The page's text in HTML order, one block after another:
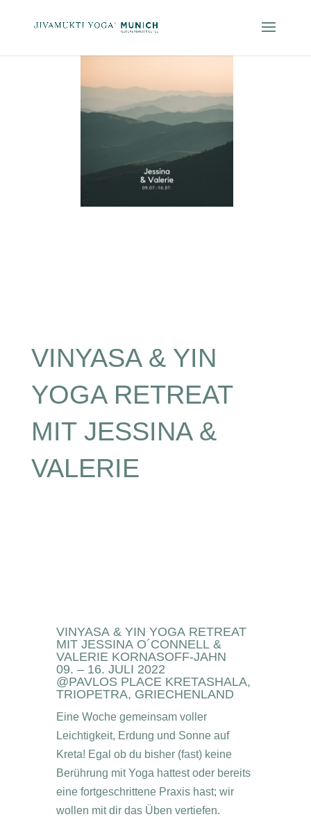
VINYASA & YIN
YOGA RETREAT
MIT JESSINA &
VALERIE
VINYASA & YIN YOGA RETREAT
MIT JESSINA O´CONNELL &
VALERIE KORNASOFF-JAHN
09. – 16. JULI 2022
@PAVLOS PLACE KRETASHALA,
TRIOPETRA, GRIECHENLAND
Eine Woche gemeinsam voller
Leichtigkeit, Erdung und Sonne auf
Kreta! Egal ob du bisher (fast) keine
Berührung mit Yoga hattest oder bereits
eine fortgeschrittene Praxis hast; wir
wollen mit dir das Üben vertiefen.